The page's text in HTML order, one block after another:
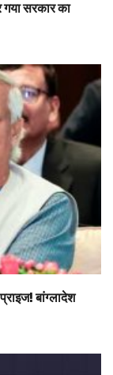
सरकार का
बांग्लादेश